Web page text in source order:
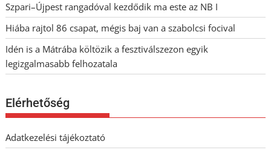
Szpari–Újpest rangadóval kezdődik ma este az NB I
Hiába rajtol 86 csapat, mégis baj van a szabolcsi focival
Idén is a Mátrába költözik a fesztiválszezon egyik
legizgalmasabb felhozatala
Elérhetőség
Adatkezelési tájékoztató